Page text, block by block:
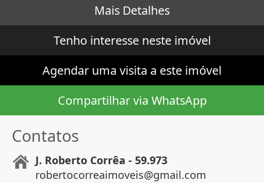
Mais Detalhes
Tenho interesse neste imóvel
Agendar uma visita a este imóvel
Compartilhar via WhatsApp
Contatos
J. Roberto Corrêa - 59.973
robertocorreaimoveis@gmail.com